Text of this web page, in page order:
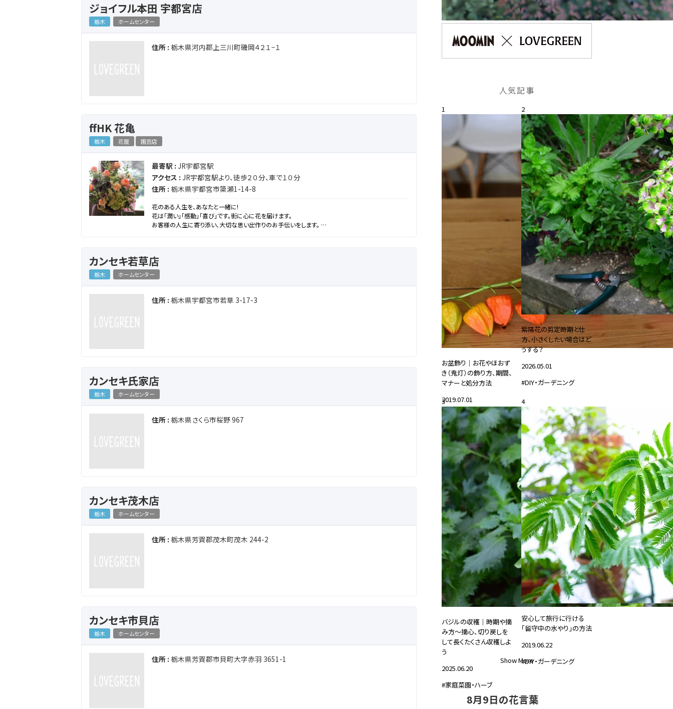
また、オリジナルの植木鉢も販売しております！
世界に一つだけの植木鉢でお気に入りの植物を育ててみるのもいかがですか？
観葉植物を通して、日常に癒しやHAPPYな時間を一緒に作りましょう！
ご要望があれば、植物のお取置きや仕入れなども行いますので、ぜひお気軽にご相談ください。
"ホームセンターにいっても相談出来ずになかなか選べない"という方には、ご自宅のお写真やレイア
ジョイフル本田 宇都宮店
栃木 ホームセンター
住所 : 栃木県河内郡上三川町磯岡４２１−１
ffHK 花亀
栃木 花屋 園芸店
最寄駅 : JR宇都宮駅
アクセス : JR宇都宮駅より、徒歩２０分、車で１０分
住所 : 栃木県宇都宮市簗瀬1-14-8
花のある人生を、あなたと一緒に!
花は「潤い」「感動」「喜び」です。街に心に花を届けます。
お客様の人生に寄り添い、大切な思い出作りのお手伝いをします。
カンセキ若草店
栃木 ホームセンター
住所 : 栃木県宇都宮市若草 3-17-3
カンセキ氏家店
栃木 ホームセンター
住所 : 栃木県さくら市桜野 967
カンセキ茂木店
栃木 ホームセンター
住所 : 栃木県芳賀郡茂木町茂木 244-2
カンセキ市貝店
栃木 ホームセンター
住所 : 栃木県芳賀郡市貝町大字赤羽 3651-1
人気記事
1
お盆飾り｜お花やほおず
き（鬼灯）の飾り方、期間、
マナーと処分方法
2019.07.01
#花と暮らす
2
紫陽花の剪定時期と仕
方、小さくしたい場合はど
うする？
2026.05.01
#DIY・ガーデニング
3
バジルの収穫｜時期や摘
み方～摘心、切り戻しを
して長くたくさん収穫しよ
う
2025.06.20
#家庭菜園・ハーブ
4
安心して旅行に行ける
「留守中の水やり」の方法
2019.06.22
#DIY・ガーデニング
Show More
8月9日の花言葉